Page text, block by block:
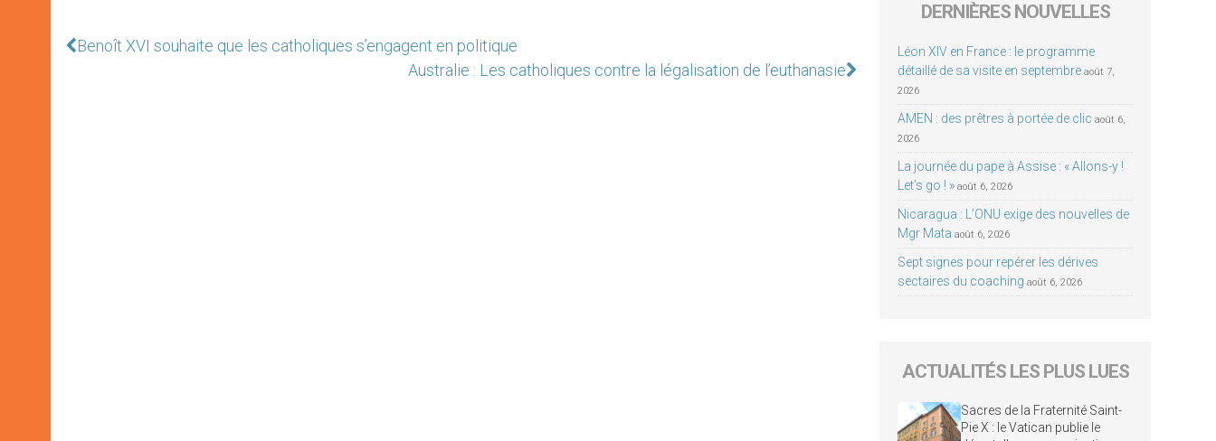
Benoît XVI souhaite que les catholiques s’engagent en politique
Australie : Les catholiques contre la légalisation de l’euthanasie
DERNIÈRES NOUVELLES
Léon XIV en France : le programme
détaillé de sa visite en septembre août 7,
2026
AMEN : des prêtres à portée de clic août 6,
2026
La journée du pape à Assise : « Allons-y !
Let’s go ! » août 6, 2026
Nicaragua : L’ONU exige des nouvelles de
Mgr Mata août 6, 2026
Sept signes pour repérer les dérives
sectaires du coaching août 6, 2026
ACTUALITÉS LES PLUS LUES
Sacres de la Fraternité Saint-
Pie X : le Vatican publie le